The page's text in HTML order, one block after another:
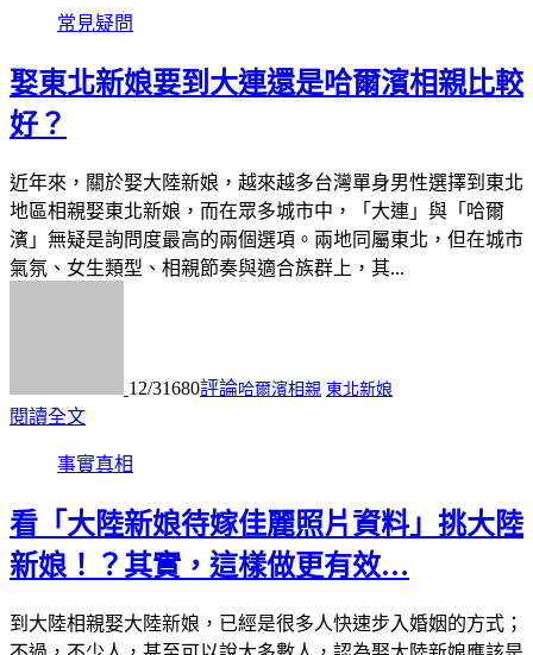
常見疑問
娶東北新娘要到大連還是哈爾濱相親比較
好？
近年來，關於娶大陸新娘，越來越多台灣單身男性選擇到東北
地區相親娶東北新娘，而在眾多城市中，「大連」與「哈爾
濱」無疑是詢問度最高的兩個選項。兩地同屬東北，但在城市
氣氛、女生類型、相親節奏與適合族群上，其...
12/31680評論哈爾濱相親 東北新娘
閱讀全文
事實真相
看「大陸新娘待嫁佳麗照片資料」挑大陸
新娘！？其實，這樣做更有效…
到大陸相親娶大陸新娘，已經是很多人快速步入婚姻的方式；